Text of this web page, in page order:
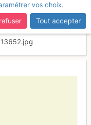
(CC by-sa)
vos choix.
Tout accepter